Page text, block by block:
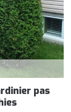
pas